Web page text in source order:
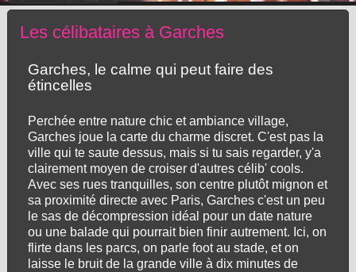
Les célibataires à Garches
Garches, le calme qui peut faire des
étincelles
Perchée entre nature chic et ambiance village,
Garches joue la carte du charme discret. C'est pas la
ville qui te saute dessus, mais si tu sais regarder, y'a
clairement moyen de croiser d'autres célib' cools.
Avec ses rues tranquilles, son centre plutôt mignon et
sa proximité directe avec Paris, Garches c'est un peu
le sas de décompression idéal pour un date nature
ou une balade qui pourrait bien finir autrement. Ici, on
flirte dans les parcs, on parle foot au stade, et on
laisse le bruit de la grande ville à dix minutes de